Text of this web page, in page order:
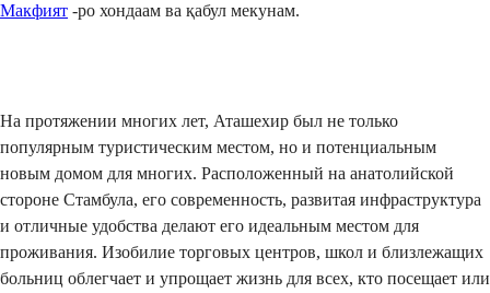
Макфият -ро хондаам ва қабул мекунам.
На протяжении многих лет, Аташехир был не только
популярным туристическим местом, но и потенциальным
новым домом для многих. Расположенный на анатолийской
стороне Стамбула, его современность, развитая инфраструктура
и отличные удобства делают его идеальным местом для
проживания. Изобилие торговых центров, школ и близлежащих
больниц облегчает и упрощает жизнь для всех, кто посещает или